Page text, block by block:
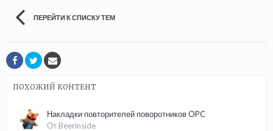
ПЕРЕЙТИ К СПИСКУ ТЕМ
ПОХОЖИЙ КОНТЕНТ
Накладки повторителей поворотников OPC
От Beerinside